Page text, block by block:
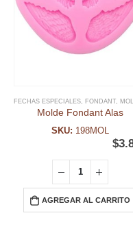
FECHAS ESPECIALES FONDANT MOLDE
Molde Fondant Alas
SKU: 198MOL
$
AGREGAR AL CARRITO